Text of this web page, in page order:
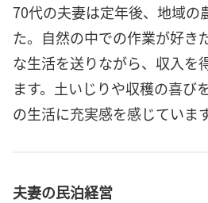
70代の夫妻は定年後、地域の
た。自然の中での作業が好き
な生活を送りながら、収入を
ます。土いじりや収穫の喜び
の生活に充実感を感じています
夫妻の民泊経営